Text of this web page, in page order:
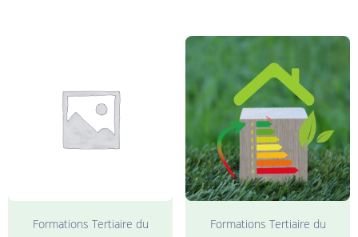
Formations Tertiaire du
Formations Tertiaire du